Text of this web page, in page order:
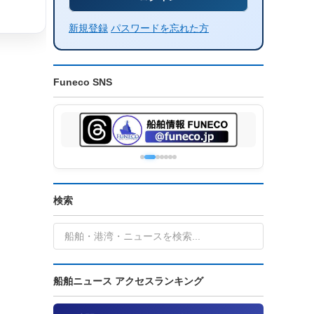
新規登録 パスワードを忘れた方
Funeco SNS
検索
船舶ニュース アクセスランキング